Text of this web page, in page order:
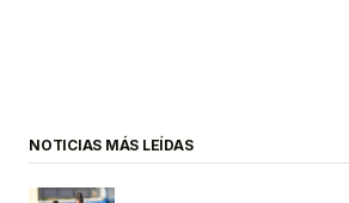
NOTICIAS MÁS LEÍDAS